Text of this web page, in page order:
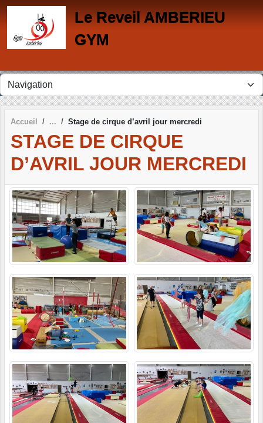
Le Reveil AMBERIEU
GYM
Accueil Stage de cirque d’avril jour mercredi
STAGE DE CIRQUE
D’AVRIL JOUR MERCREDI
Panneau de gestion des cookies